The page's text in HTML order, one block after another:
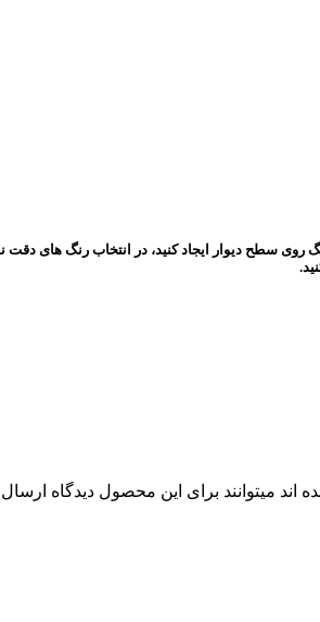
غلطک های دو مخزنه می توانید انواع طرح های زیبا را به صورت خلاقانه و 2
میتوانند برای این محصول دیدگاه ارسال